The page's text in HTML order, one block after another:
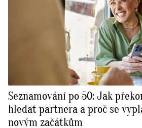
Seznamování po 50: Jak
hledat partnera a proč se
novým začátkům